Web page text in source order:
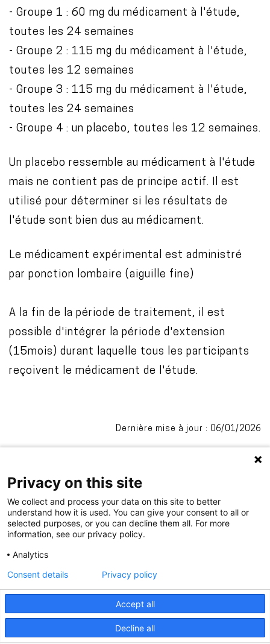
- Groupe 1 : 60 mg du médicament à l'étude,
toutes les 24 semaines
- Groupe 2 : 115 mg du médicament à l'étude,
toutes les 12 semaines
- Groupe 3 : 115 mg du médicament à l'étude,
toutes les 24 semaines
- Groupe 4 : un placebo, toutes les 12 semaines.
Un placebo ressemble au médicament à l'étude
mais ne contient pas de principe actif. Il est
utilisé pour déterminer si les résultats de
l'étude sont bien dus au médicament.
Le médicament expérimental est administré
par ponction lombaire (aiguille fine)
A la fin de la période de traitement, il est
possible d'intégrer la période d'extension
(15mois) durant laquelle tous les participants
reçoivent le médicament de l'étude.
Dernière mise à jour : 06/01/2026
DE
PAGE
Privacy on this site
We collect and process your data on this site to better
understand how it is used. You can give your consent to all or
selected purposes, or you can decline them all. For more
information, see our privacy policy.
Analytics
Accept all
Decline all
Consent details Privacy policy